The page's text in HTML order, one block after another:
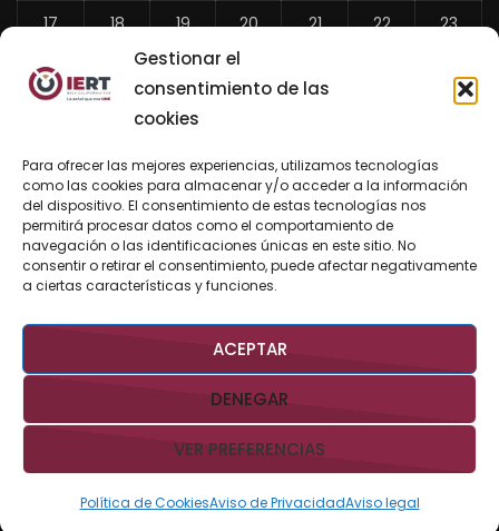
Gestionar el
consentimiento de las
cookies
Para ofrecer las mejores experiencias, utilizamos tecnologías
como las cookies para almacenar y/o acceder a la información
del dispositivo. El consentimiento de estas tecnologías nos
permitirá procesar datos como el comportamiento de
navegación o las identificaciones únicas en este sitio. No
consentir o retirar el consentimiento, puede afectar negativamente
a ciertas características y funciones.
ACEPTAR
DENEGAR
VER PREFERENCIAS
Política de CookiesAviso de PrivacidadAviso legal
17 18 19 20 21 22 23
24 26 27
Jul
BUSCAR AHORA
Derechos Reservados @IERTBCS 2026 Gobierno de BCSAviso
Legal
Aviso de PrivacidadContacto:iert@bcs.gob.mx